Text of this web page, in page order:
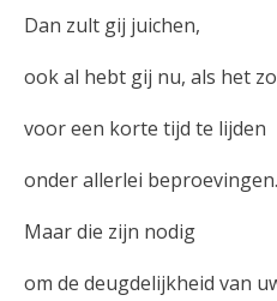
Dan zult gij juichen,
ook al hebt gij nu, als het
voor een korte tijd te lijden
onder allerlei beproevingen.
Maar die zijn nodig
om de deugdelijkheid van